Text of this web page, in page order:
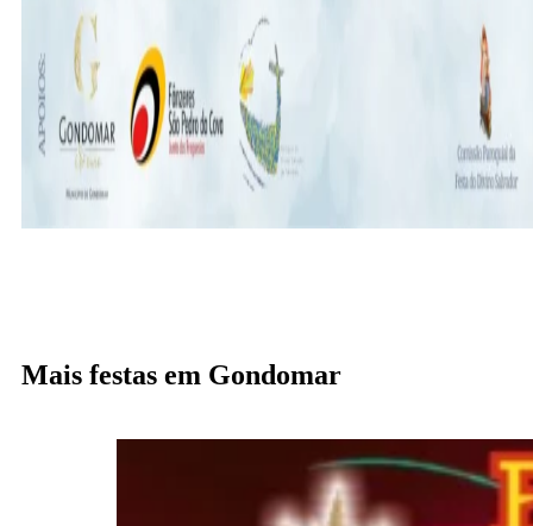
Mais festas em Gondomar